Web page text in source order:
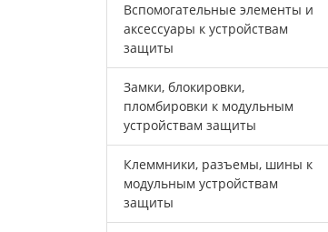
Вспомогательные элементы и
аксессуары к устройствам
защиты
Замки, блокировки,
пломбировки к модульным
устройствам защиты
Клеммники, разъемы, шины к
модульным устройствам
защиты